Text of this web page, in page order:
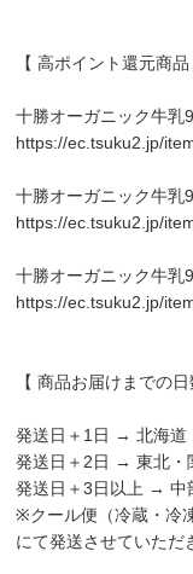
【 高ポイント還元商品
十勝オーガニック牛乳
https://ec.tsuku2.jp/
十勝オーガニック牛乳
https://ec.tsuku2.jp/
十勝オーガニック牛乳
https://ec.tsuku2.jp/
【 商品お届けまでの日
発送日＋1日 → 北海道
発送日＋2日 → 東北・
発送日＋3日以上 → 中
※クール便（冷蔵・冷
にて発送させていただ